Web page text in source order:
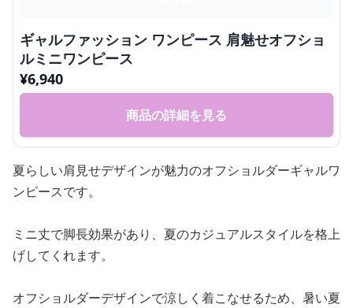
ギャルファッション ワンピース 肩魅せオフショ
ルミニワンピース
¥6,940
商品の詳細を見る
夏らしい肩見せデザインが魅力のオフショルダーギャルワ
ンピースです。
ミニ丈で脚長効果があり、夏のカジュアルスタイルを格上
げしてくれます。
オフショルダーデザインで涼しく着こなせるため、暑い夏